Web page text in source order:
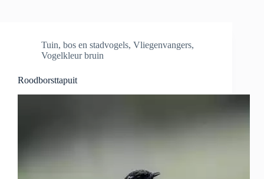
Tuin, bos en stadvogels, Vliegenvangers,
Vogelkleur bruin
Roodborsttapuit